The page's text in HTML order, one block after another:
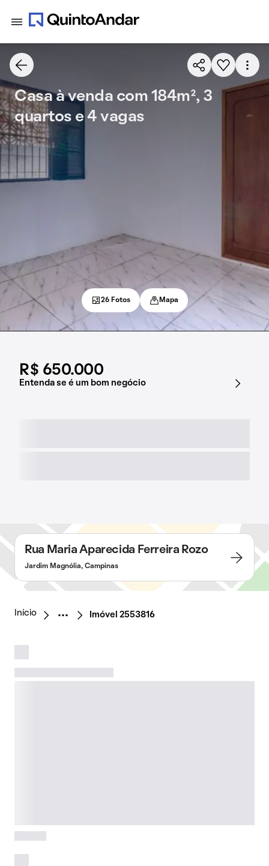
R$ 650.000
Entenda se é um bom negócio
Casa à venda com 184m², 3
quartos e 4 vagas
26 Fotos Mapa
Rua Maria Aparecida Ferreira Rozo
Jardim Magnólia, Campinas
Início Imóvel 2553816